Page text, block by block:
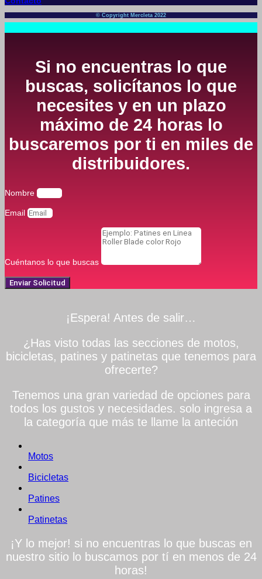
© Copyright Mercleta 2022
Si no encuentras lo que
buscas, solicítanos lo que
necesites y en un plazo
máximo de 24 horas lo
buscaremos por ti en miles de
distribuidores.
Nombre
Email
Cuéntanos lo que buscas
Enviar Solicitud
¡Espera! Antes de salir…
¿Has visto todas las secciones de motos,
bicicletas, patines y patinetas que tenemos para
ofrecerte?
Tenemos una gran variedad de opciones para
todos los gustos y necesidades. solo ingresa a
la categoría que más te llame la anteción
Motos
Bicicletas
Patines
Patinetas
¡Y lo mejor! si no encuentras lo que buscas en
nuestro sitio lo buscamos por tí en menos de 24
horas!